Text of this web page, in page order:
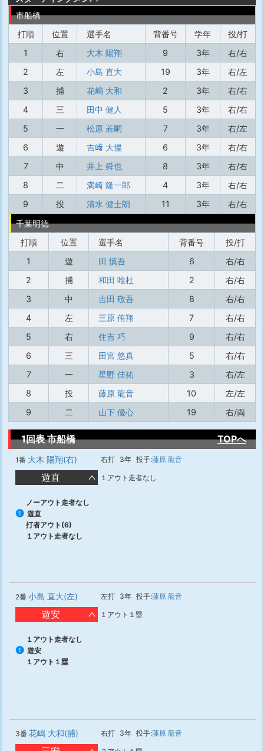
市船橋
打順
位置 選手名 背番号 学年
投/打
1
右 大木 陽翔 9 3年
右/右
2
左 小島 直大 19 3年
右/左
3
捕 花嶋 大和 2 3年
右/右
4
三 田中 健人 5 3年
右/右
5
一 松原 若嗣 7 3年
右/左
6
遊 吉﨑 大惺 6 3年
右/右
7
中 井上 舜也 8 3年
右/右
8
二 満崎 隆一郎 4 3年
右/右
9
投 清水 健士朗 11 3年
右/右
千葉明徳
打順
位置 選手名 背番号
投/打
1
遊 田 慎吾 6
右/右
2
捕 和田 唯杜 2
右/右
3
中 吉田 敬吾 8
右/右
4
左 三原 侑翔 7
右/右
5
右 住吉 巧 9
右/右
6
三 田宮 悠真 5
右/右
7
一 星野 佳祐 3
右/左
8
投 藤原 龍音 10
左/左
9
二 山下 優心 19 右/両
1回表 市船橋 TOPへ
1番 大木 陽翔(右) 右打 3年 投手:藤原 龍音
遊直 １アウト走者なし
ノーアウト走者なし
1
遊直
打者アウト(6)
１アウト走者なし
2番 小島 直大(左) 左打 3年 投手:藤原 龍音
遊安 １アウト１塁
１アウト走者なし
1
遊安
１アウト１塁
3番 花嶋 大和(捕) 右打 3年 投手:藤原 龍音